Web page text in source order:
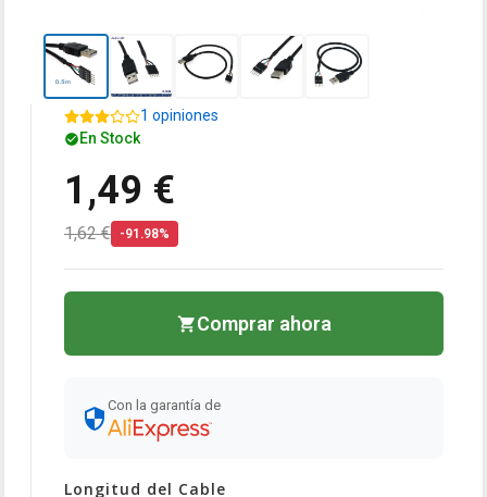
1 opiniones
En Stock
1,49 €
1,62 € -91.98%
Comprar ahora
Con la garantía de
Longitud del Cable